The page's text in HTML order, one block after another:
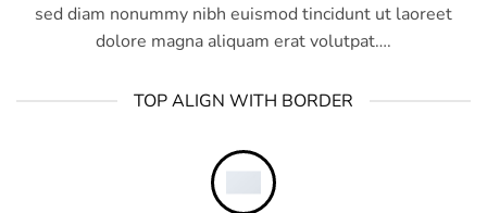
sed diam nonummy nibh euismod tincidunt ut laoreet
dolore magna aliquam erat volutpat….
TOP ALIGN WITH BORDER